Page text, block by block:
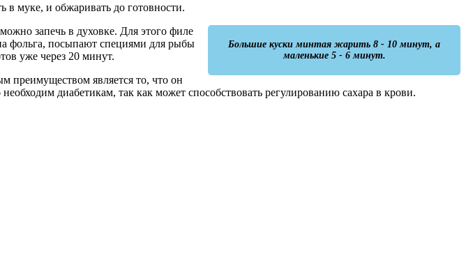
в муке, и обжаривать до готовности.
Большие куски минтая жарить 8 - 10 минут, а
маленькие 5 - 6 минут.
запечь в духовке. Для этого филе
фольга, посыпают специями для рыбы
уже через 20 минут.
преимуществом является то, что он
диабетикам, так как может способствовать регулированию сахара в крови.